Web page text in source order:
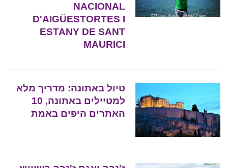
NACIONAL
D'AIGÜESTORTES I
ESTANY DE SANT
MAURICI
טיול באתונה: מדריך מלא
למטיילים באתונה, 10
האתרים היפים באמת